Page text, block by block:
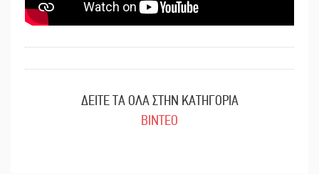
ΔΕΙΤΕ ΤΑ ΟΛΑ ΣΤΗΝ ΚΑΤΗΓΟΡΙΑ
ΒΙΝΤΕΟ